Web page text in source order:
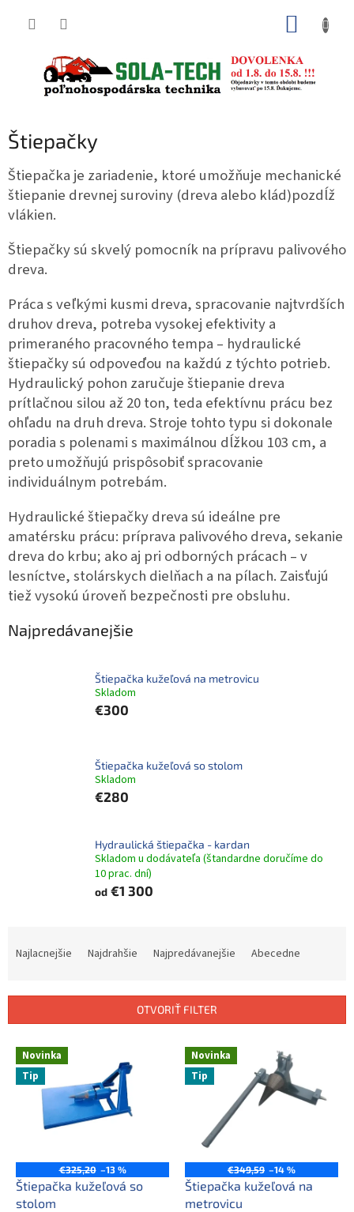
Štiepačky
Štiepačka je zariadenie, ktoré umožňuje mechanické
štiepanie drevnej suroviny (dreva alebo klád)pozdĺž
vlákien.
Štiepačky sú skvelý pomocník na prípravu palivového
dreva.
Práca s veľkými kusmi dreva, spracovanie najtvrdších
druhov dreva, potreba vysokej efektivity a
primeraného pracovného tempa – hydraulické
štiepačky sú odpoveďou na každú z týchto potrieb.
Hydraulický pohon zaručuje štiepanie dreva
prítlačnou silou až 20 ton, teda efektívnu prácu bez
ohľadu na druh dreva. Stroje tohto typu si dokonale
poradia s polenami s maximálnou dĺžkou 103 cm, a
preto umožňujú prispôsobiť spracovanie
individuálnym potrebám.
Hydraulické štiepačky dreva sú ideálne pre
amatérsku prácu: príprava palivového dreva, sekanie
dreva do krbu; ako aj pri odborných prácach – v
lesníctve, stolárskych dielňach a na pílach. Zaisťujú
tiež vysokú úroveň bezpečnosti pre obsluhu.
Najpredávanejšie
Štiepačka kužeľová na metrovicu
Skladom
€300
Štiepačka kužeľová so stolom
Skladom
€280
Hydraulická štiepačka - kardan
Skladom u dodávateľa (štandardne doručíme do
10 prac. dní)
od €1 300
i
Najlacnejšie Najdrahšie Najpredávanejšie Abecedne
OTVORIŤ FILTER
V
p
Novinka
Tip
€325,20 –13 %
Štiepačka kužeľová so
stolom
Novinka
Tip
€349,59 –14 %
Štiepačka kužeľová na
metrovicu